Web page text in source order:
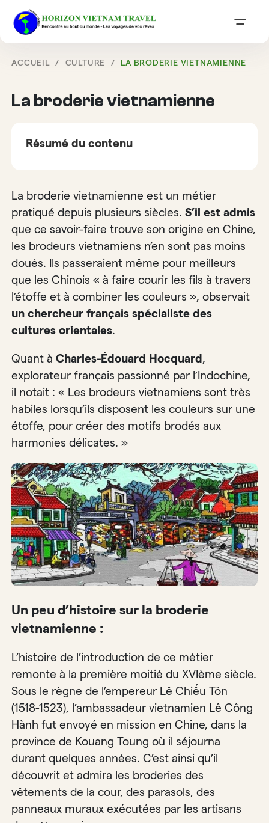
ACCUEIL CULTURE LA BRODERIE VIETNAMIENNE
La broderie vietnamienne
Résumé du contenu
La broderie vietnamienne est un métier
pratiqué depuis plusieurs siècles.S’il est admis
que ce savoir-faire trouve son origine en Chine,
les brodeurs vietnamiens n’en sont pas moins
doués. Ils passeraient même pour meilleurs
que les Chinois « à faire courir les fils à travers
l’étoffe et à combiner les couleurs », observait
un chercheur français spécialiste des
cultures orientales.
Quant àCharles-Édouard Hocquard ,
explorateur français passionné par l’Indochine,
il notait : « Les brodeurs vietnamiens sont très
habiles lorsqu’ils disposent les couleurs sur une
étoffe, pour créer des motifs brodés aux
harmonies délicates. »
Un peu d’histoire sur la broderie
vietnamienne :
L’histoire de l’introduction de ce métier
remonte à la première moitié du XVIème siècle.
Sous le règne de l’empereur Lê Chiếu Tôn
(1518-1523), l’ambassadeur vietnamien Lê Công
Hành fut envoyé en mission en Chine, dans la
province de Kouang Toung où il séjourna
durant quelques années. C’est ainsi qu’il
découvrit et admira les broderies des
vêtements de la cour, des parasols, des
panneaux muraux exécutées par les artisans